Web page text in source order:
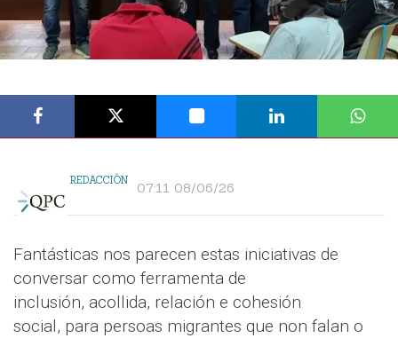
REDACCIÓN 07:11 08/06/26
Fantásticas nos parecen estas iniciativas de
conversar como ferramenta de
inclusión, acollida, relación e cohesión
social, para persoas migrantes que non falan o